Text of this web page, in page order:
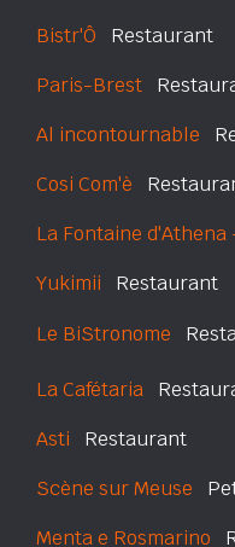
Bistr'Ô Restaurant
Paris-Brest
Al incontournable
Cosi Com'è
La Fontaine
Yukimii Restaurant
Le BiStronome
La Cafétaria
Asti Restaurant
Scène sur Meuse
Menta e Rosmarino